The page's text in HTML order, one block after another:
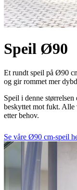
Speil Ø90
Et rundt speil på Ø90
og gir rommet mer
Speil i denne
beskyttet mot fukt. Alle
etter behov.
Se våre Ø90 cm-speil